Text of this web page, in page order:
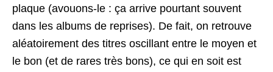
plaque (avouons-le : ça arrive pourtant souvent
dans les albums de reprises). De fait, on retrouve
aléatoirement des titres oscillant entre le moyen et
le bon (et de rares très bons), ce qui en soit est